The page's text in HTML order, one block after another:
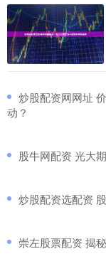
炒股配资网网址
动？
股牛网配资 光大
炒股配资选配资
崇左股票配资 揭